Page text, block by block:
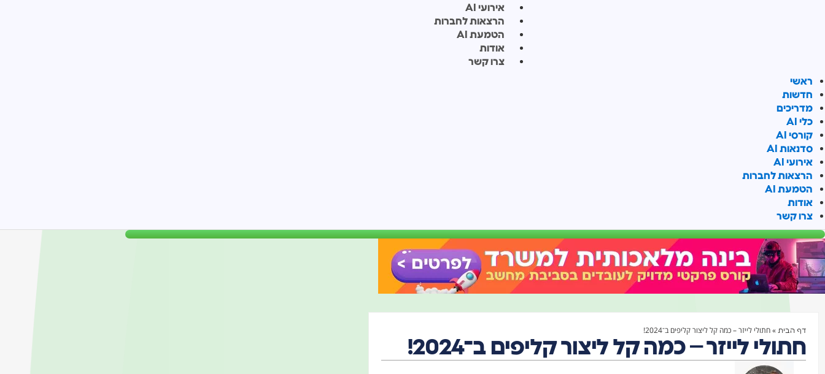
אירועי AI
הרצאות לחברות
הטמעת AI
אודות
צרו קשר
ראשי
חדשות
מדריכים
כלי AI
קורסי AI
סדנאות AI
אירועי AI
הרצאות לחברות
הטמעת AI
אודות
צרו קשר
דף הבית »חתולי לייזר – כמה קל ליצור קליפים ב־2024!
חתולי לייזר – כמה קל ליצור קליפים ב־2024!